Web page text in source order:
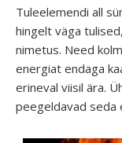
Tuleelemendi all
hingelt väga
nimetus. Need
energiat endaga
erineval viisil ära.
peegeldavad seda